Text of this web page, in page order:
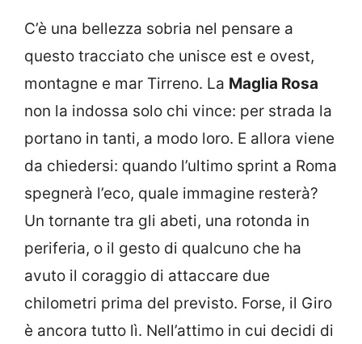
C’è una bellezza sobria nel pensare a
questo tracciato che unisce est e ovest,
montagne e mar Tirreno. La Maglia Rosa
non la indossa solo chi vince: per strada la
portano in tanti, a modo loro. E allora viene
da chiedersi: quando l’ultimo sprint a Roma
spegnerà l’eco, quale immagine resterà?
Un tornante tra gli abeti, una rotonda in
periferia, o il gesto di qualcuno che ha
avuto il coraggio di attaccare due
chilometri prima del previsto. Forse, il Giro
è ancora tutto lì. Nell’attimo in cui decidi di